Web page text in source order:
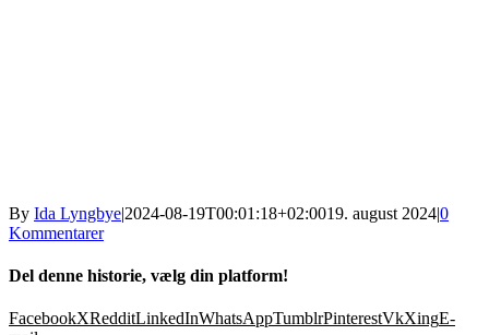
By Ida Lyngbye|2024-08-19T00:01:18+02:0019. august 2024|0
Kommentarer
Del denne historie, vælg din platform!
FacebookXRedditLinkedInWhatsAppTumblrPinterestVkXingE-